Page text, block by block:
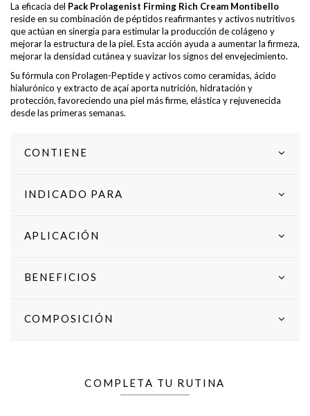
La eficacia del Pack Prolagenist Firming Rich Cream Montibello
reside en su combinación de péptidos reafirmantes y activos nutritivos
que actúan en sinergia para estimular la producción de colágeno y
mejorar la estructura de la piel. Esta acción ayuda a aumentar la firmeza,
mejorar la densidad cutánea y suavizar los signos del envejecimiento.
Su fórmula con Prolagen-Peptide y activos como ceramidas, ácido
hialurónico y extracto de açaí aporta nutrición, hidratación y
protección, favoreciendo una piel más firme, elástica y rejuvenecida
desde las primeras semanas.
CONTIENE
INDICADO PARA
APLICACIÓN
BENEFICIOS
COMPOSICIÓN
COMPLETA TU RUTINA